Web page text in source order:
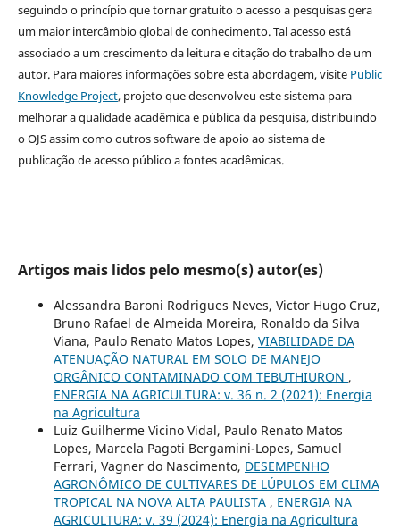
seguindo o princípio que tornar gratuito o acesso a pesquisas gera
um maior intercâmbio global de conhecimento. Tal acesso está
associado a um crescimento da leitura e citação do trabalho de um
autor. Para maiores informações sobre esta abordagem, visite Public
Knowledge Project, projeto que desenvolveu este sistema para
melhorar a qualidade acadêmica e pública da pesquisa, distribuindo
o OJS assim como outros software de apoio ao sistema de
publicação de acesso público a fontes acadêmicas.
Artigos mais lidos pelo mesmo(s) autor(es)
Alessandra Baroni Rodrigues Neves, Victor Hugo Cruz,
Bruno Rafael de Almeida Moreira, Ronaldo da Silva
Viana, Paulo Renato Matos Lopes, VIABILIDADE DA
ATENUAÇÃO NATURAL EM SOLO DE MANEJO
ORGÂNICO CONTAMINADO COM TEBUTHIURON ,
ENERGIA NA AGRICULTURA: v. 36 n. 2 (2021): Energia
na Agricultura
Luiz Guilherme Vicino Vidal, Paulo Renato Matos
Lopes, Marcela Pagoti Bergamini-Lopes, Samuel
Ferrari, Vagner do Nascimento, DESEMPENHO
AGRONÔMICO DE CULTIVARES DE LÚPULOS EM CLIMA
TROPICAL NA NOVA ALTA PAULISTA , ENERGIA NA
AGRICULTURA: v. 39 (2024): Energia na Agricultura